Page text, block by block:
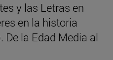
y las Letras en
en la historia
De la Edad Media al